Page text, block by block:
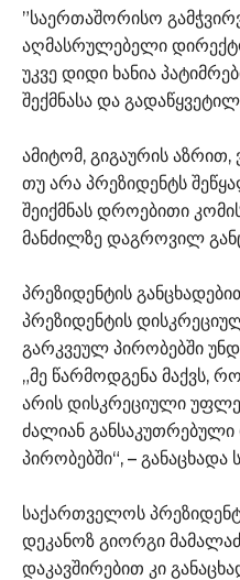
”საერთაშორისო
აღმასრულებელი
უკვე დიდი ხანია
შექმნასა და
ამიტომ, გიგაურის აზრით,
თუ არა პრეზიდენტს
შეიქმნას დროებითი
მანძილზე დაგროვილ
პრეზიდენტის
პრეზიდენტის
გარკვეულ პირობებში
„მე წარმოდგენა მაქვს,
არის დისკრეციული
ძალიან
პირობებში“, –
საქართველოს
დეკანოზ გიორგი
დაკავშირებით კი